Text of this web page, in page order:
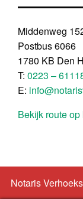
Middenweg
Postbus 6066
1780 KB Den
T: 0223 –
E:
Bekijk route op
Notaris